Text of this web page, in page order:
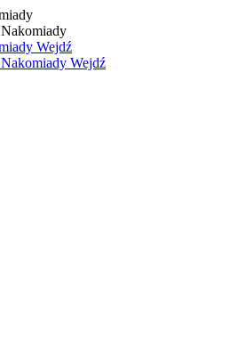
Wejdź
Wejdź